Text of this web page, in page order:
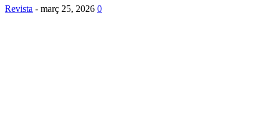
Revista - març 25, 2026 0